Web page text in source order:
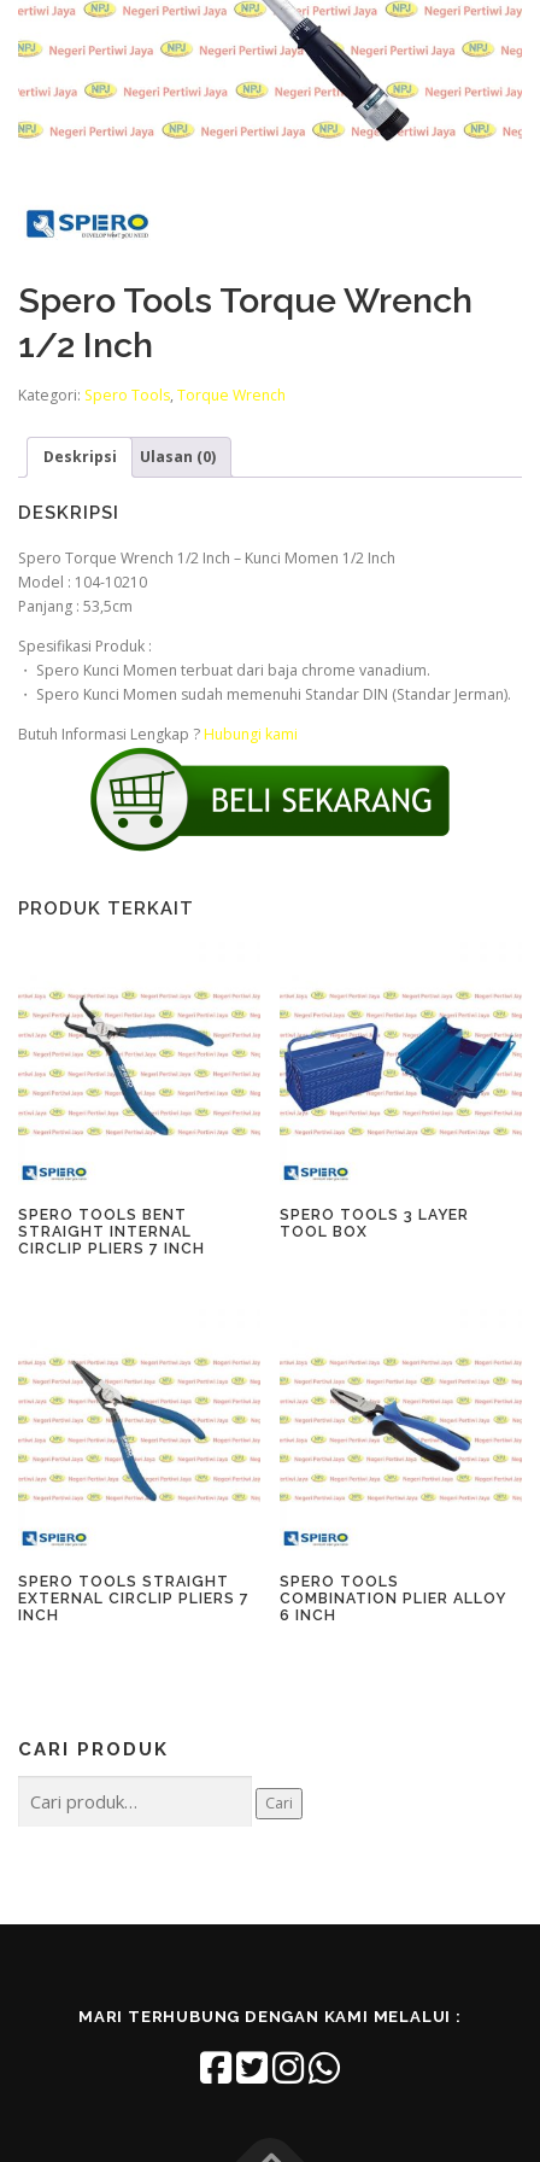
Spero Tools Torque Wrench
1/2 Inch
Kategori: Spero Tools, Torque Wrench
Deskripsi Ulasan (0)
DESKRIPSI
Spero Torque Wrench 1/2 Inch – Kunci Momen 1/2 Inch
Model : 104-10210
Panjang : 53,5cm
Spesifikasi Produk :
・ Spero Kunci Momen terbuat dari baja chrome vanadium.
・ Spero Kunci Momen sudah memenuhi Standar DIN (Standar Jerman).
Butuh Informasi Lengkap ?Hubungi kami
PRODUK TERKAIT
SPERO TOOLS BENT
STRAIGHT INTERNAL
CIRCLIP PLIERS 7 INCH
SPERO TOOLS 3 LAYER
TOOL BOX
SPERO TOOLS STRAIGHT
EXTERNAL CIRCLIP PLIERS 7
INCH
SPERO TOOLS
COMBINATION PLIER ALLOY
6 INCH
CARI PRODUK
untuk:
Cari
MARI TERHUBUNG DENGAN KAMI MELALUI :